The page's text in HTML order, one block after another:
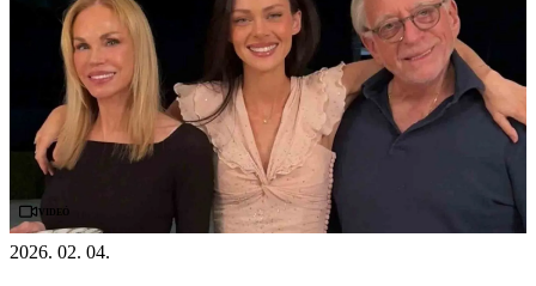
Videó
2026. 02. 04.